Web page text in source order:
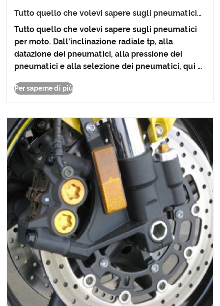
Tutto quello che volevi sapere sugli pneumatici
Tutto quello che volevi sapere sugli pneumatici
per moto. Dall'inclinazione radiale tp, alla
datazione dei pneumatici, alla pressione dei
pneumatici e alla selezione dei pneumatici, qui è
Per saperne di più